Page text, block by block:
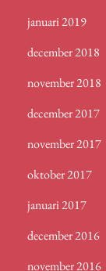
januari 2019
december 2018
november 2018
december 2017
november 2017
oktober 2017
januari 2017
december 2016
november 2016